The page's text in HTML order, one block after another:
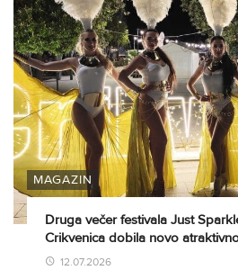
MAGAZIN
Druga večer festivala Just
Crikvenica dobila novo
12.07.2026